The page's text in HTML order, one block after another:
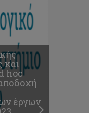
και
hoc
έργων